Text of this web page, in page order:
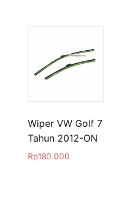
Wiper VW Golf 7
Tahun 2012-ON
Rp180.000